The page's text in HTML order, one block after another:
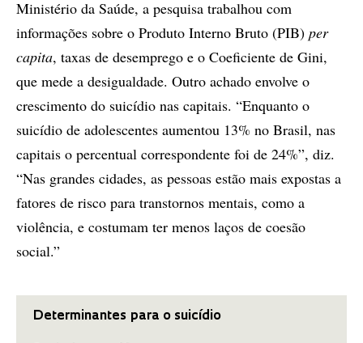
Ministério da Saúde, a pesquisa trabalhou com
informações sobre o Produto Interno Bruto (PIB) per
capita, taxas de desemprego e o Coeficiente de Gini,
que mede a desigualdade. Outro achado envolve o
crescimento do suicídio nas capitais. “Enquanto o
suicídio de adolescentes aumentou 13% no Brasil, nas
capitais o percentual correspondente foi de 24%”, diz.
“Nas grandes cidades, as pessoas estão mais expostas a
fatores de risco para transtornos mentais, como a
violência, e costumam ter menos laços de coesão
social.”
Determinantes para o suicídio